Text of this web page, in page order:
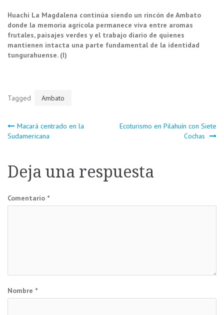
Huachi La Magdalena continúa siendo un rincón de Ambato
donde la memoria agrícola permanece viva entre aromas
frutales, paisajes verdes y el trabajo diario de quienes
mantienen intacta una parte fundamental de la identidad
tungurahuense. (I)
Tagged Ambato
Navegación
entradas
Macará centrado en la
Sudamericana
Ecoturismo en Pilahuín con Siete
Cochas
Deja una respuesta
Comentario *
Nombre *